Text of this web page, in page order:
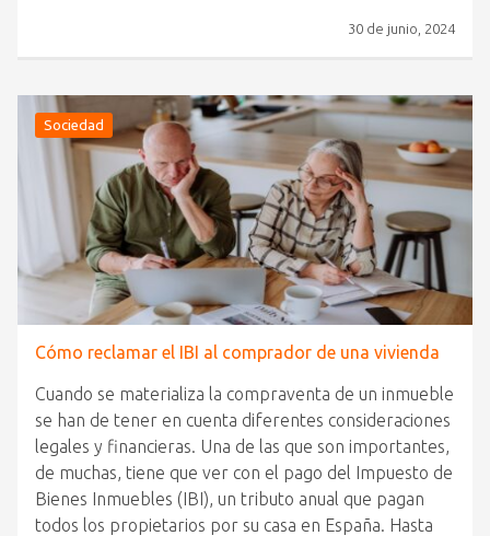
30 de junio, 2024
Sociedad
Cómo reclamar el IBI al comprador de una vivienda
Cuando se materializa la compraventa de un inmueble
se han de tener en cuenta diferentes consideraciones
legales y financieras. Una de las que son importantes,
de muchas, tiene que ver con el pago del Impuesto de
Bienes Inmuebles (IBI), un tributo anual que pagan
todos los propietarios por su casa en España. Hasta